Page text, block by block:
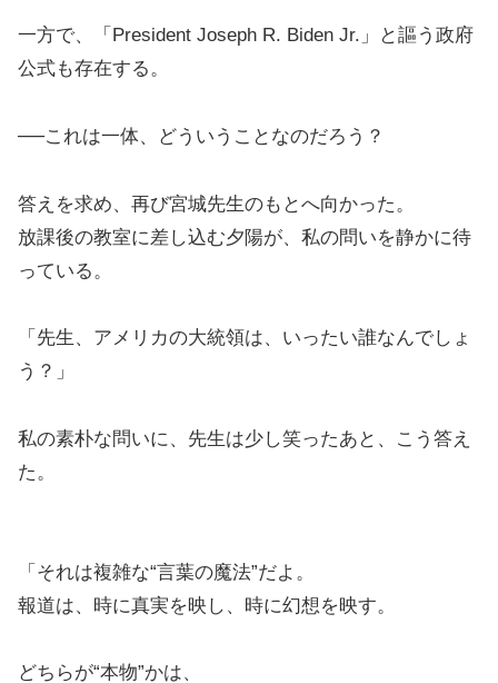
一方で、「President Joseph R. Biden Jr.」と謳う政府
公式も存在する。
──これは一体、どういうことなのだろう？
答えを求め、再び宮城先生のもとへ向かった。
放課後の教室に差し込む夕陽が、私の問いを静かに待
っている。
「先生、アメリカの大統領は、いったい誰なんでしょ
う？」
私の素朴な問いに、先生は少し笑ったあと、こう答え
た。
「それは複雑な“言葉の魔法”だよ。
報道は、時に真実を映し、時に幻想を映す。
どちらが“本物”かは、